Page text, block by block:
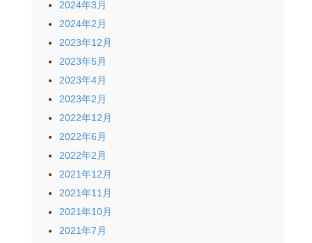
2024年3月
2024年2月
2023年12月
2023年5月
2023年4月
2023年2月
2022年12月
2022年6月
2022年2月
2021年12月
2021年11月
2021年10月
2021年7月